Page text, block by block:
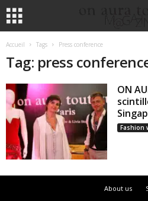
Accueil Tags Press conference
Tag: press
ON
Fashion
About us